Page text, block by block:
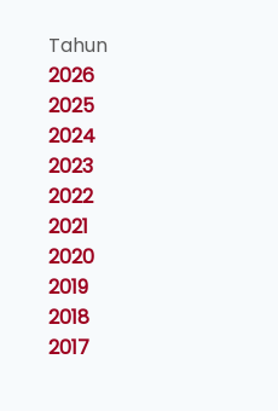
Tahun
2026
2025
2024
2023
2022
2021
2020
2019
2018
2017